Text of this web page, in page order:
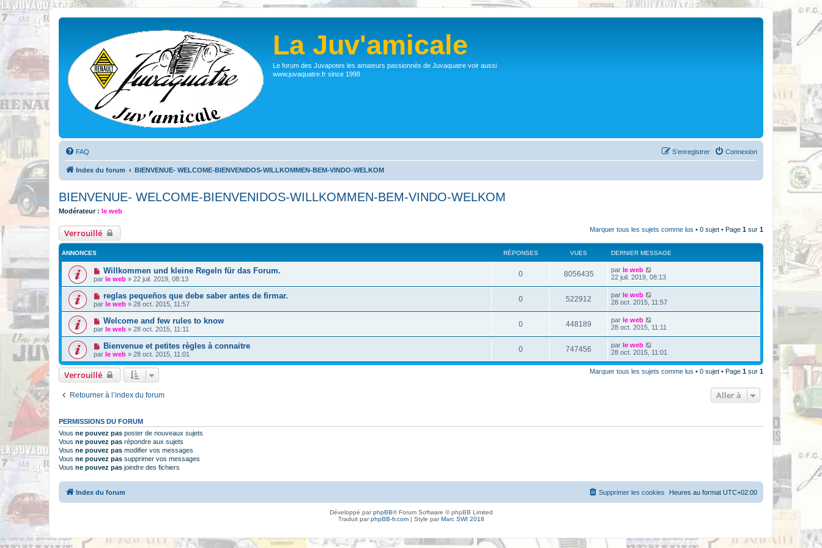
La Juv'amicale
Le forum des Juvapotes les amateurs passionnés de Juvaquatre voir aussi
www.juvaquatre.fr since 1998
FAQ Connexion
S’enregistrer
Index du forum BIENVENUE- WELCOME-BIENVENIDOS-WILLKOMMEN-BEM-VINDO-WELKOM
BIENVENUE- WELCOME-BIENVENIDOS-WILLKOMMEN-BEM-VINDO-WELKOM
Modérateur : le web
Verrouillé Marquer tous les sujets comme lus • 0 sujet • Page 1 sur 1
ANNONCES RÉPONSES VUES DERNIER MESSAGE
Willkommen und kleine Regeln für das Forum.
par le web » 22 juil. 2019, 08:13
0 8056435 par le web
22 juil. 2019, 08:13
reglas pequeños que debe saber antes de firmar.
par le web » 28 oct. 2015, 11:57
0 522912 par le web
28 oct. 2015, 11:57
Welcome and few rules to know
par le web » 28 oct. 2015, 11:11
0 448189 par le web
28 oct. 2015, 11:11
Bienvenue et petites règles à connaitre
par le web » 28 oct. 2015, 11:01
0 747456 par le web
28 oct. 2015, 11:01
Verrouillé Marquer tous les sujets comme lus • 0 sujet • Page 1 sur 1
Retourner à l’index du forum Aller à
PERMISSIONS DU FORUM
Vous ne pouvez pas poster de nouveaux sujets
Vous ne pouvez pas répondre aux sujets
Vous ne pouvez pas modifier vos messages
Vous ne pouvez pas supprimer vos messages
Vous ne pouvez pas joindre des fichiers
Index du forum Heures au format UTC+02:00
Supprimer les cookies
Développé parphpBB® Forum Software © phpBB Limited
Traduit parphpBB-fr.com| Style parMarc SWI 2018